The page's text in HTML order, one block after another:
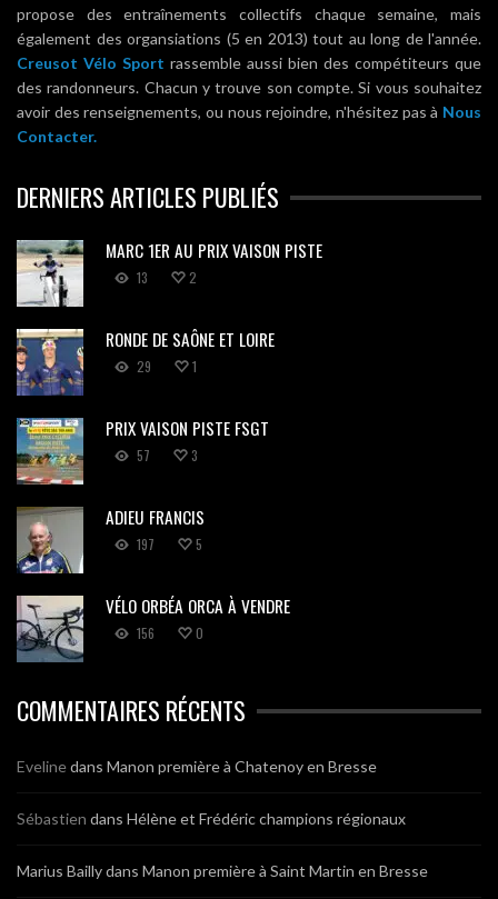
propose des entraînements collectifs chaque semaine, mais
également des organsiations (5 en 2013) tout au long de l'année.
Creusot Vélo Sport rassemble aussi bien des compétiteurs que
des randonneurs. Chacun y trouve son compte. Si vous souhaitez
avoir des renseignements, ou nous rejoindre, n'hésitez pas à Nous
Contacter.
DERNIERS ARTICLES PUBLIÉS
MARC 1ER AU PRIX VAISON PISTE
13 2
RONDE DE SAÔNE ET LOIRE
29 1
PRIX VAISON PISTE FSGT
57 3
ADIEU FRANCIS
197 5
VÉLO ORBÉA ORCA À VENDRE
156 0
COMMENTAIRES RÉCENTS
Evelinedans Manon première à Chatenoy en Bresse
Sébastien dans Hélène et Frédéric champions régionaux
Marius Baillydans Manon première à Saint Martin en Bresse